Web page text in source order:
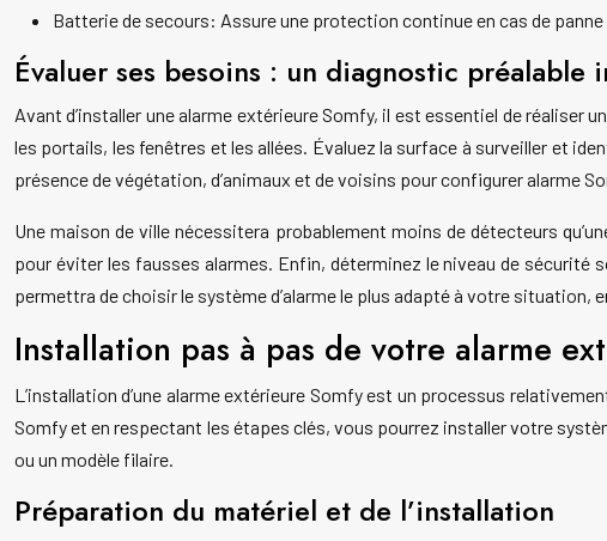
Batterie de secours: Assure une protection continue en cas de panne
Évaluer ses besoins : un diagnostic préalable
Avant d’installer une alarme extérieure Somfy, il est essentiel de
les portails, les fenêtres et les allées. Évaluez la surface à surveiller et
présence de végétation, d’animaux et de voisins pour configurer alarme
Une maison de ville nécessitera probablement moins de détecteurs
pour éviter les fausses alarmes. Enfin, déterminez le niveau de sécurité
permettra de choisir le système d’alarme le plus adapté à votre
Installation pas à pas de votre alarme
L’installation d’une alarme extérieure Somfy est un processus
Somfy et en respectant les étapes clés, vous pourrez installer votre
ou un modèle filaire.
Préparation du matériel et de l’installation